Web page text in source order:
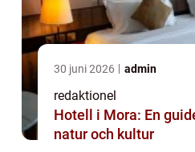
30 juni 2026 admin
redaktionel
Hotell i Mora: En
natur och kultur